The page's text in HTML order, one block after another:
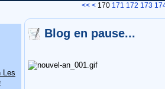
<< < 100
110
120
130
140
150
160
170 171 172 173
Blog en pause...